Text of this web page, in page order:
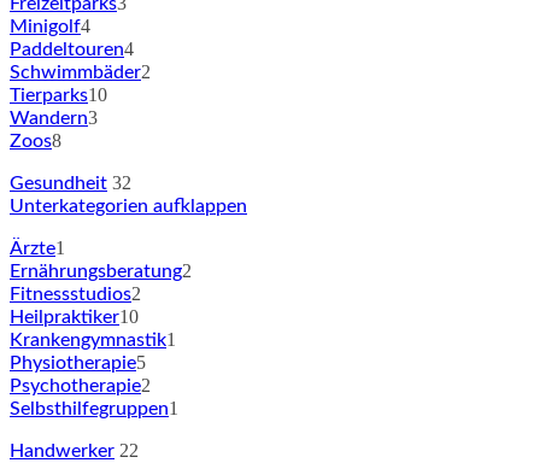
Minigolf4
Paddeltouren4
Schwimmbäder2
Tierparks10
Wandern3
Zoos8
Gesundheit 32
Unterkategorien aufklappen
Ärzte1
Ernährungsberatung2
Fitnessstudios2
Heilpraktiker10
Krankengymnastik1
Physiotherapie5
Psychotherapie2
Selbsthilfegruppen1
Handwerker 22